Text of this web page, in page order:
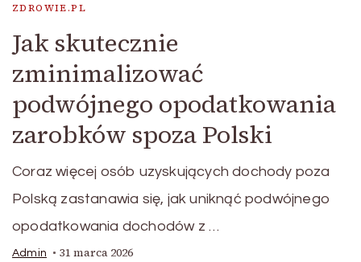
ZDROWIE.PL
Jak skutecznie
zminimalizować
podwójnego opodatkowania
zarobków spoza Polski
Coraz więcej osób uzyskujących dochody poza
Polską zastanawia się, jak uniknąć podwójnego
opodatkowania dochodów z …
Admin 31 marca 2026